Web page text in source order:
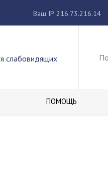
Ваш IP 216.73.216.14
слабовидящих
ПОМОЩЬ